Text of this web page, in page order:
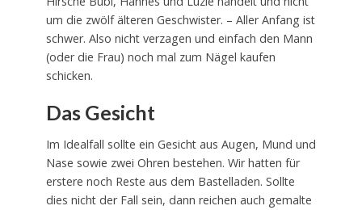
um die zwölf älteren Geschwister. – Aller Anfang ist
schwer. Also nicht verzagen und einfach den Mann
(oder die Frau) noch mal zum Nägel kaufen
schicken.
Das Gesicht
Im Idealfall sollte ein Gesicht aus Augen, Mund und
Nase sowie zwei Ohren bestehen. Wir hatten für
erstere noch Reste aus dem Bastelladen. Sollte
dies nicht der Fall sein, dann reichen auch gemalte